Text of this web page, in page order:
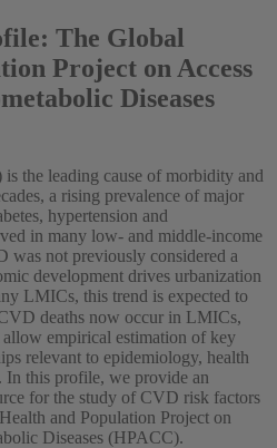
The Global
Project on Access
Diseases
the leading cause of morbidity and
a rising prevalence of major
hypertension and
in many low- and middle-income
not previously considered a
development drives urbanization
LMICs, this trend is expected to
deaths now occur in LMICs,
allow empirical estimation of key
relevant to epidemiology, health
In this profile, we provide an
for the study of CVD risk factors
and Population Project on
Diseases (HPACC).